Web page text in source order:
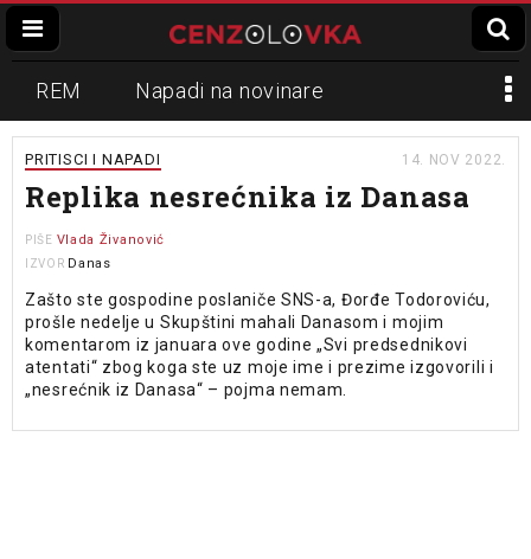
REM Napadi na novinare
Zvučni top
Propaganda Lokalni mediji
Informer
PRITISCI I NAPADI 14. NOV 2022.
Replika nesrećnika iz Danasa
PIŠE Vlada Živanović
IZVOR Danas
Zašto ste gospodine poslaniče SNS-a, Đorđe Todoroviću,
prošle nedelje u Skupštini mahali Danasom i mojim
komentarom iz januara ove godine „Svi predsednikovi
atentati“ zbog koga ste uz moje ime i prezime izgovorili i
„nesrećnik iz Danasa“ – pojma nemam.